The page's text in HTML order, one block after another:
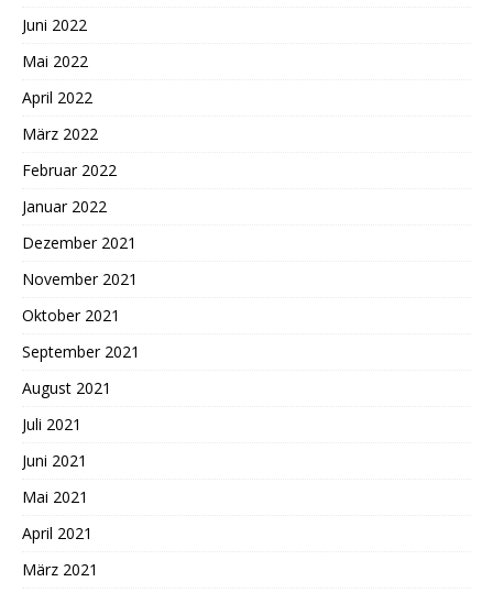
Juni 2022
Mai 2022
April 2022
März 2022
Februar 2022
Januar 2022
Dezember 2021
November 2021
Oktober 2021
September 2021
August 2021
Juli 2021
Juni 2021
Mai 2021
April 2021
März 2021